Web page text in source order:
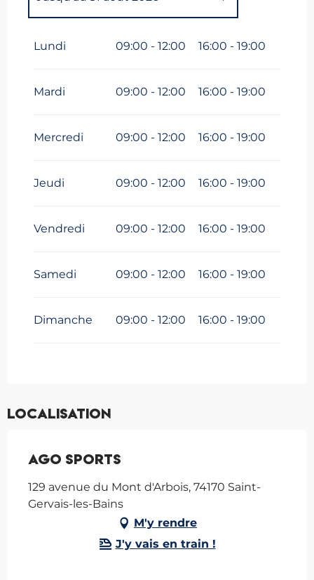
2026
Lundi 09:00 - 12:00 16:00 - 19:00
Mardi 09:00 - 12:00 16:00 - 19:00
Mercredi 09:00 - 12:00 16:00 - 19:00
Jeudi 09:00 - 12:00 16:00 - 19:00
Vendredi 09:00 - 12:00 16:00 - 19:00
Samedi 09:00 - 12:00 16:00 - 19:00
Dimanche 09:00 - 12:00 16:00 - 19:00
Localisation
Ago Sports
129 avenue du Mont d'Arbois, 74170 Saint-
Gervais-les-Bains
M'y rendre
J'y vais en train !